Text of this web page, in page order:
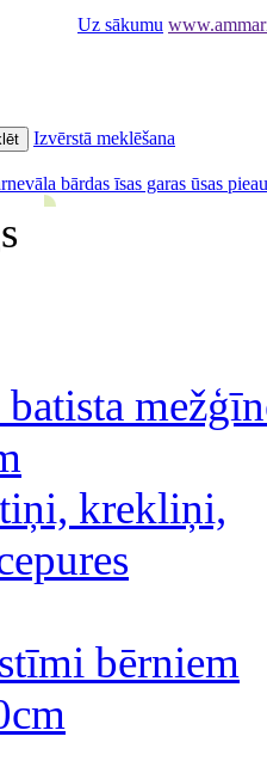
Uz sākumu
Izvērstā meklēšana
bārdas īsas garas ūsas
batista
krekliņi,
bērniem